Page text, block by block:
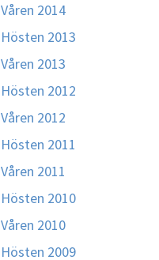
Våren 2014
Hösten 2013
Våren 2013
Hösten 2012
Våren 2012
Hösten 2011
Våren 2011
Hösten 2010
Våren 2010
Hösten 2009